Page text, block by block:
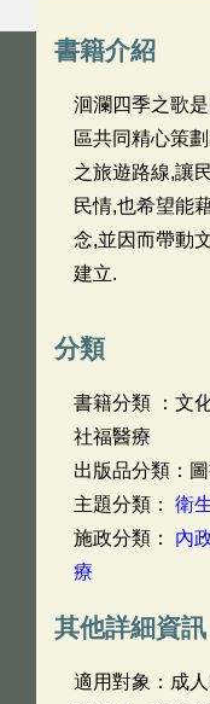
書籍介紹
洄瀾四季之歌
區共同精心策
之旅遊路線,讓
民情,也希望能
念,並因而帶動
建立.
分類
書籍分類 ：文
社福醫療
出版品分類：
主題分類： 衛
施政分類： 內
療
其他詳細資訊
適用對象：成